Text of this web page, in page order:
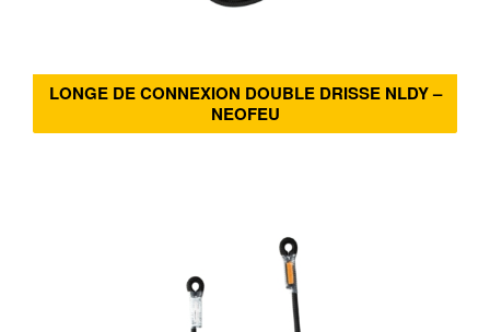
LONGE DE CONNEXION DOUBLE DRISSE NLDY –
NEOFEU